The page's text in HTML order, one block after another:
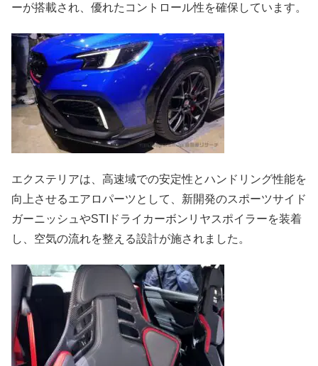
ーが搭載され、優れたコントロール性を確保しています。
エクステリアは、高速域での安定性とハンドリング性能を
向上させるエアロパーツとして、新開発のスポーツサイド
ガーニッシュやSTIドライカーボンリヤスポイラーを装着
し、空気の流れを整える設計が施されました。